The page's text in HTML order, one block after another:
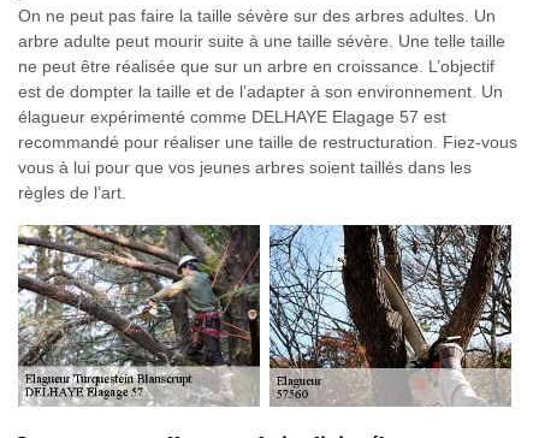
On ne peut pas faire la taille sévère sur des arbres adultes. Un
arbre adulte peut mourir suite à une taille sévère. Une telle taille
ne peut être réalisée que sur un arbre en croissance. L’objectif
est de dompter la taille et de l’adapter à son environnement. Un
élagueur expérimenté comme DELHAYE Elagage 57 est
recommandé pour réaliser une taille de restructuration. Fiez-vous
vous à lui pour que vos jeunes arbres soient taillés dans les
règles de l’art.